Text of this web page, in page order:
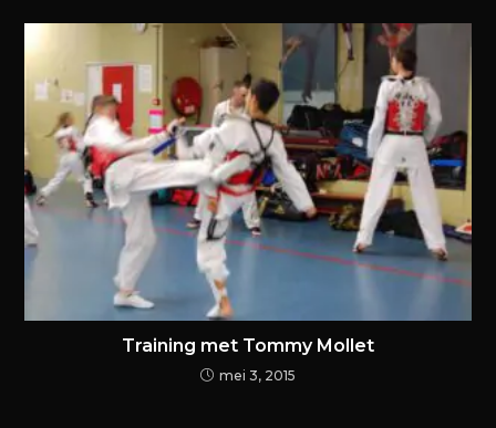
Training met Tommy Mollet
mei 3, 2015